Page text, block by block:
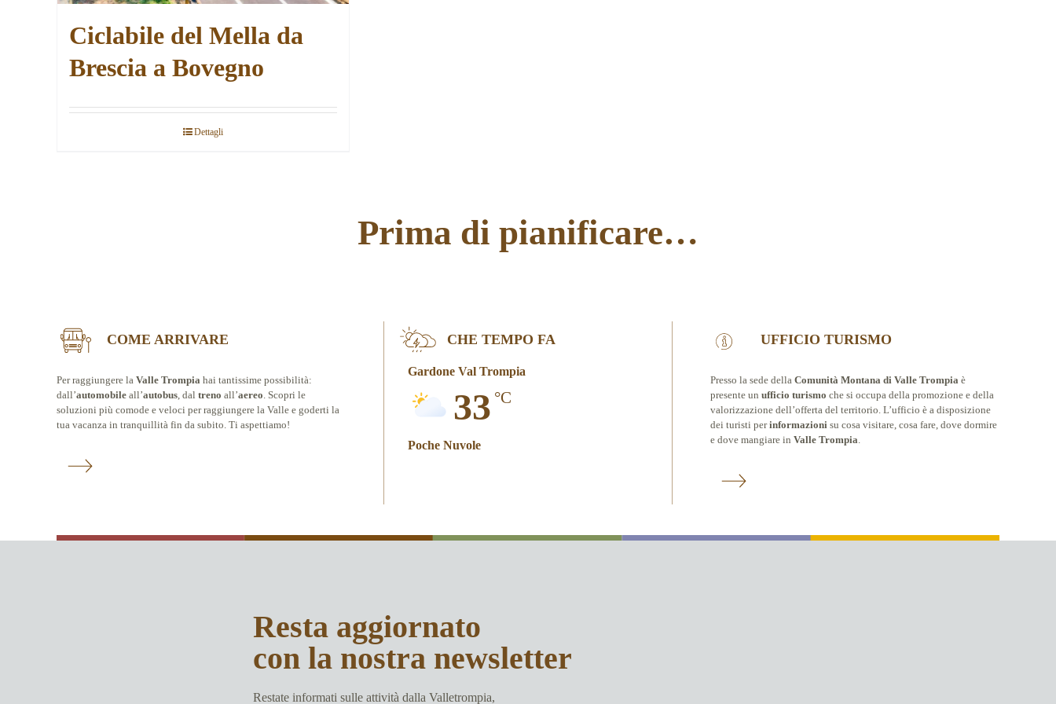
Ciclabile del Mella da
Brescia a Bovegno
Dettagli
Prima di pianificare…
COME ARRIVARE
Per raggiungere la Valle Trompia hai tantissime possibilità:
dall’automobileall’autobus, dal treno all’aereo . Scopri le
soluzioni più comode e veloci per raggiungere la Valle e goderti la
tua vacanza in tranquillità fin da subito. Ti aspettiamo!
CHE TEMPO FA
Gardone Val Trompia
33 °C
Poche Nuvole
UFFICIO TURISMO
Presso la sede della Comunità Montana di Valle Trompia è
presente un ufficio turismo che si occupa della promozione e della
valorizzazione dell’offerta del territorio. L’ufficio è a disposizione
dei turisti perinformazioni su cosa visitare, cosa fare, dove dormire
e dove mangiare in Valle Trompia
Resta aggiornato
con la nostra newsletter
Restate informati sulle attività dalla Valletrompia,